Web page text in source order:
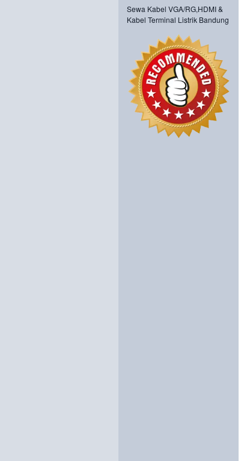
Sewa Kabel VGA/RG,HDMI &
Kabel Terminal Listrik Bandung